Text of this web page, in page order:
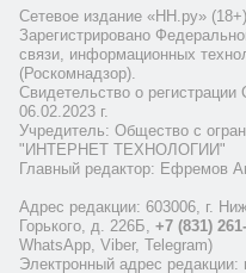
Сетевое издание «НН.ру»
Зарегистрировано
связи, информационных
(Роскомнадзор).
Свидетельство о
06.02.2023 г.
Учредитель: Общество с
"ИНТЕРНЕТ ТЕХНОЛОГИИ"
Главный редактор: Ефремов
Адрес редакции: 603006, г.
Горького, д. 226Б, +7 (831)
WhatsApp, Viber, Telegram)
Электронный адрес редакции: